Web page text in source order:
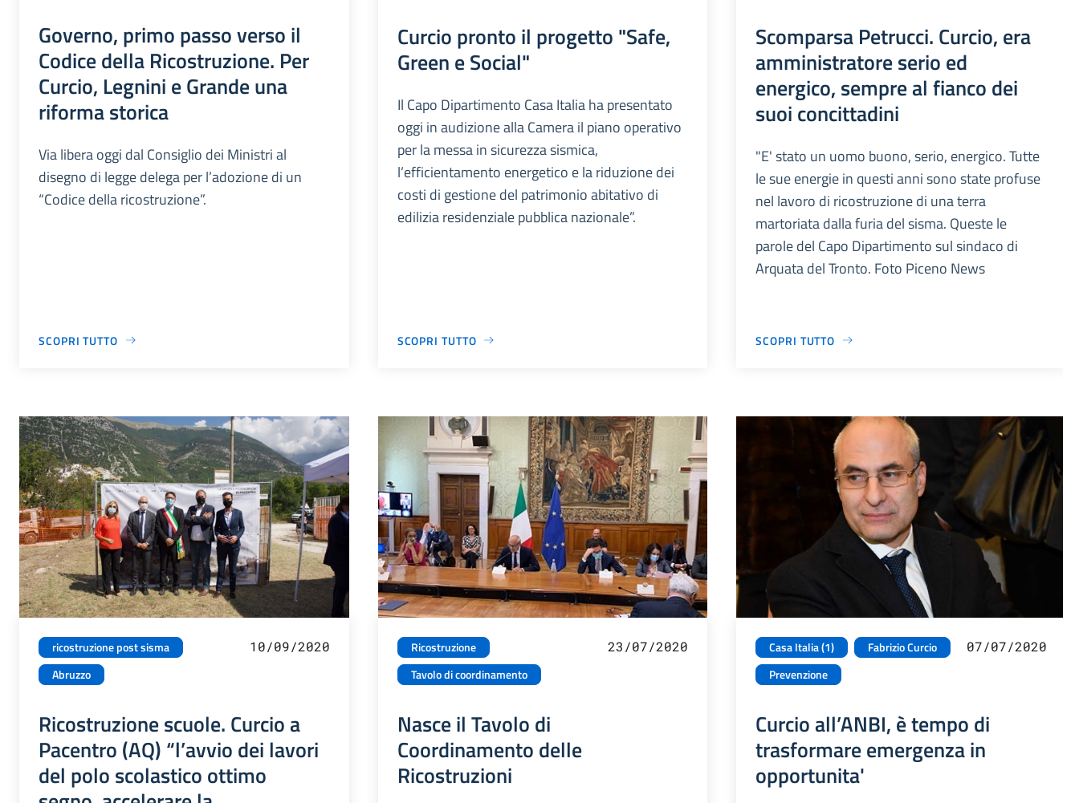
Governo, primo passo verso il
Codice della Ricostruzione. Per
Curcio, Legnini e Grande una
riforma storica
Via libera oggi dal Consiglio dei Ministri al
disegno di legge delega per l’adozione di un
“Codice della ricostruzione”.
SCOPRI TUTTO
Curcio pronto il progetto "Safe,
Green e Social"
Il Capo Dipartimento Casa Italia ha presentato
oggi in audizione alla Camera il piano operativo
per la messa in sicurezza sismica,
l’efficientamento energetico e la riduzione dei
costi di gestione del patrimonio abitativo di
edilizia residenziale pubblica nazionale”.
SCOPRI TUTTO
Scomparsa Petrucci. Curcio, era
amministratore serio ed
energico, sempre al fianco dei
suoi concittadini
"E' stato un uomo buono, serio, energico. Tutte
le sue energie in questi anni sono state profuse
nel lavoro di ricostruzione di una terra
martoriata dalla furia del sisma. Queste le
parole del Capo Dipartimento sul sindaco di
Arquata del Tronto. Foto Piceno News
SCOPRI TUTTO
ricostruzione post sisma
Abruzzo
10/09/2020
Ricostruzione scuole. Curcio a
Pacentro (AQ) “l’avvio dei lavori
del polo scolastico ottimo
Ricostruzione
Tavolo di coordinamento
23/07/2020
Nasce il Tavolo di
Coordinamento delle
Ricostruzioni
Casa Italia (1)
Fabrizio Curcio
Prevenzione
07/07/2020
Curcio all’ANBI, è tempo di
trasformare emergenza in
opportunita'